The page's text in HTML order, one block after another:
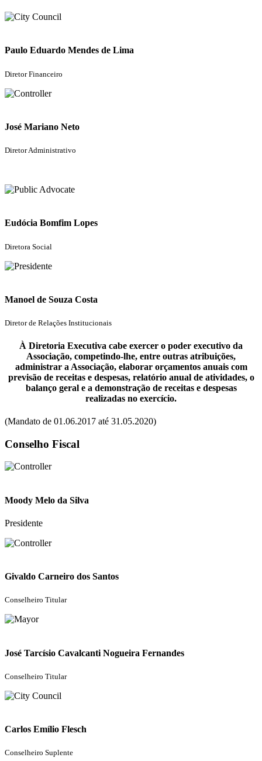
Paulo Eduardo Mendes de Lima
Diretor Financeiro
José Mariano Neto
Diretor Administrativo
Eudócia Bomfim Lopes
Diretora Social
Manoel de Souza Costa
Diretor de Relações Institucionais
À Diretoria Executiva cabe exercer o poder executivo da
Associação, competindo-lhe, entre outras atribuições,
administrar a Associação, elaborar orçamentos anuais com
previsão de receitas e despesas, relatório anual de atividades, o
balanço geral e a demonstração de receitas e despesas
realizadas no exercício.
(Mandato de 01.06.2017 até 31.05.2020)
Conselho Fiscal
Moody Melo da Silva
Presidente
Givaldo Carneiro dos Santos
Conselheiro Titular
José Tarcísio Cavalcanti Nogueira Fernandes
Conselheiro Titular
Carlos Emílio Flesch
Conselheiro Suplente